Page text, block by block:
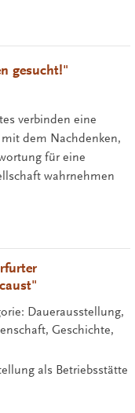
gesucht!"
verbinden eine
dem Nachdenken,
für eine
wahrnehmen
Dauerausstellung,
Geschichte,
als Betriebsstätte